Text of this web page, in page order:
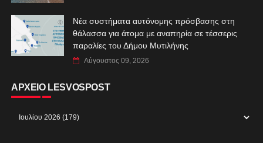
Νέα συστήματα αυτόνομης πρόσβασης στη
θάλασσα για άτομα με αναπηρία σε τέσσερις
παραλίες του Δήμου Μυτιλήνης
Αύγουστος 09, 2026
ΑΡΧΕΙΟ LESVOSPOST